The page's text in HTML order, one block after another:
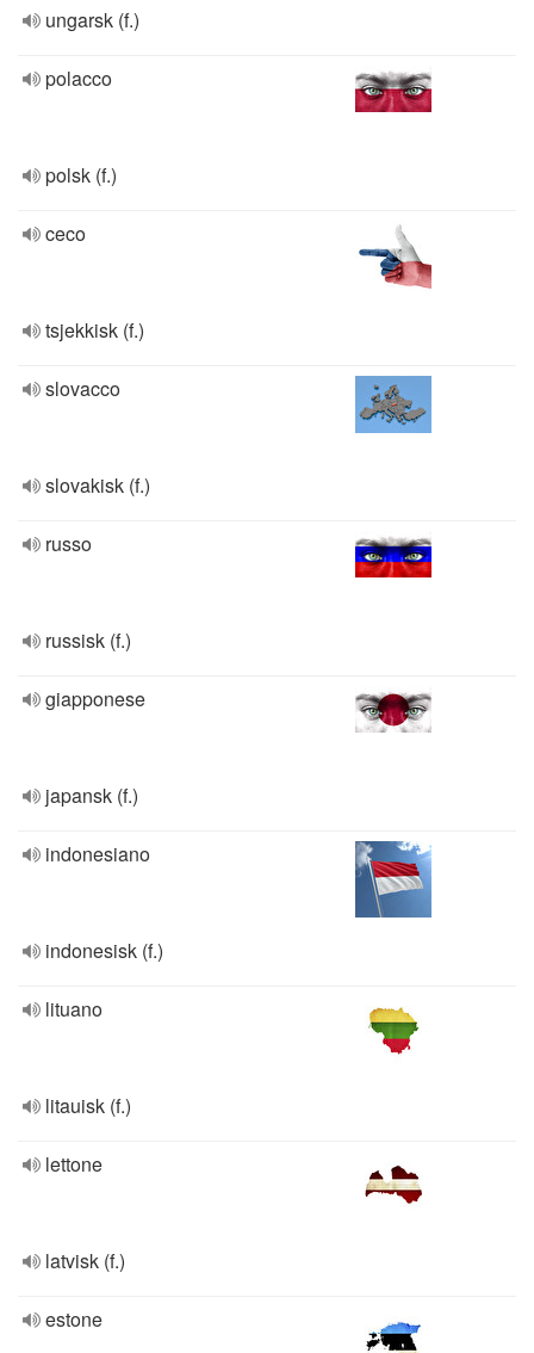
ungarsk (f.)
polacco
polsk (f.)
ceco
tsjekkisk (f.)
slovacco
slovakisk (f.)
russo
russisk (f.)
giapponese
japansk (f.)
indonesiano
indonesisk (f.)
lituano
litauisk (f.)
lettone
latvisk (f.)
estone